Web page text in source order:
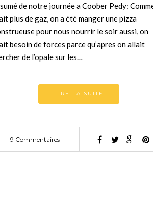
de notre journée a Coober Pedy:
plus de gaz, on a été manger une pizza
pour nous nourrir le soir aussi, on
besoin de forces parce qu’apres on allait
de l’opale sur les…
LIRE LA SUITE
9 Commentaires